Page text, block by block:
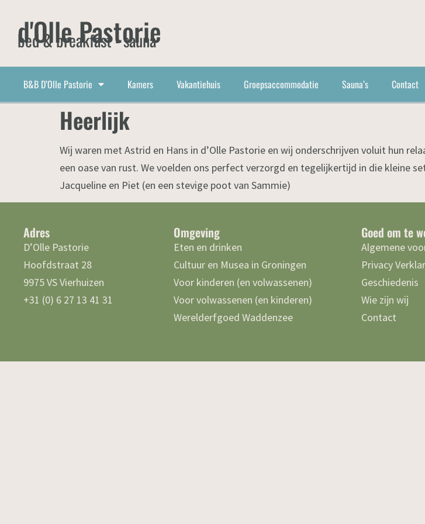
d'Olle Pastorie
bed & breakfast - sauna
B&B D’Olle Pastorie Kamers Vakantiehuis Groepsaccommodatie Sauna’s Contact
Heerlijk
Wij waren met Astrid en Hans in d’Olle Pastorie en wij onderschrijven voluit hun
een oase van rust. We voelden ons perfect verzorgd en tegelijkertijd in die kleine
Jacqueline en Piet (en een stevige poot van Sammie)
Adres
D’Olle Pastorie
Hoofdstraat 28
9975 VS Vierhuizen
+31 (0) 6 27 13 41 31
Omgeving
Eten en drinken
Cultuur en Musea in Groningen
Voor kinderen (en volwassenen)
Voor volwassenen (en kinderen)
Werelderfgoed Waddenzee
Goed om te
Algemene
Privacy
Geschiedenis
Wie zijn wij
Contact